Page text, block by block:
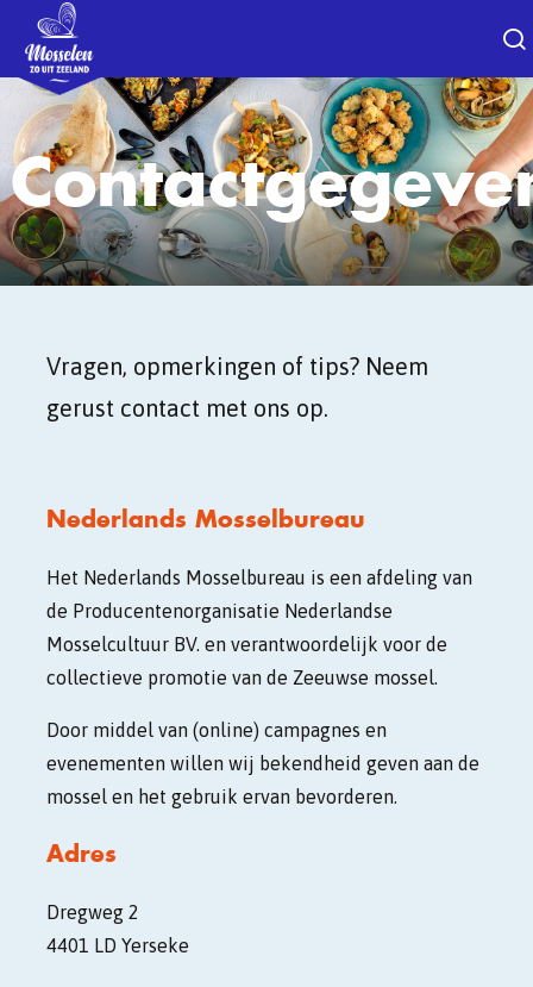
Vragen, opmerkingen of tips? Neem
gerust contact met ons op.
Nederlands Mosselbureau
Het Nederlands Mosselbureau is een afdeling van
de Producentenorganisatie Nederlandse
Mosselcultuur BV. en verantwoordelijk voor de
collectieve promotie van de Zeeuwse mossel.
Door middel van (online) campagnes en
evenementen willen wij bekendheid geven aan de
mossel en het gebruik ervan bevorderen.
Adres
Dregweg 2
4401 LD Yerseke